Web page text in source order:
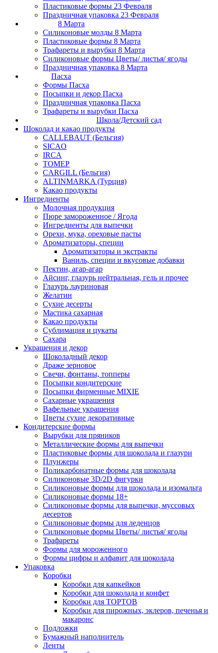
Пластиковые формы 23 Февраля
Праздничная упаковка 23 Февраля
8 Марта
Силиконовые молды 8 Марта
Пластиковые формы 8 Марта
Трафареты и вырубки 8 Марта
Силиконовые формы Цветы/ листья/ ягоды
Праздничная упаковка 8 Марта
Пасха
Формы Пасха
Посыпки и декор Пасха
Праздничная упаковка Пасха
Трафареты и вырубки Пасха
Школа/Детский сад
Шоколад и какао продукты
CALLEBAUT (Бельгия)
SICAO
IRCA
ТОМЕР
CARGILL (Бельгия)
ALTINMARKA (Турция)
Какао продукты
Ингредиенты
Молочная продукция
Пюре замороженное / Ягода
Ингредиенты для выпечки
Орехи, мука, ореховые пасты
Ароматизаторы, специи
Ароматизаторы и экстракты
Ваниль, специи и вкусовые добавки
Пектин, агар-агар
Айсинг, глазурь нейтральная, гель и прочее
Глазурь лауриновая
Желатин
Сухие десерты
Мастика сахарная
Какао продукты
Сублимация и цукаты
Сахара
Украшения и декор
Шоколадный декор
Драже зерновое
Свечи, фонтаны, топперы
Посыпки кондитерские
Посыпки фирменные MIXIE
Сахарные украшения
Вафельные украшения
Цветы сухие декоративные
Кондитерские формы
Вырубки для пряников
Металлические формы для выпечки
Пластиковые формы для шоколада и глазури
Плунжеры
Поликарбонатные формы для шоколада
Силиконовые 3D/2D фигурки
Силиконовые формы для шоколада и изомальта
Силиконовые формы 18+
Силиконовые формы для выпечки, муссовых
десертов
Силиконовые формы для леденцов
Силиконовые формы Цветы/ листья/ ягоды
Трафареты
Формы для мороженного
Формы цифры и алфавит для шоколада
Упаковка
Коробки
Коробки для капкейков
Коробки для шоколада и конфет
Коробки для ТОРТОВ
Коробки для пирожных, эклеров, печенья и
макаронс
Подложки
Бумажный наполнитель
Ленты